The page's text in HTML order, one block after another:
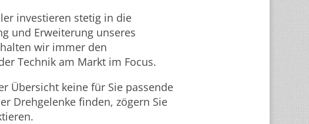
investieren stetig in die
und Erweiterung unseres
wir immer den
Technik am Markt im Focus.
Übersicht keine für Sie passende
Drehgelenke finden, zögern Sie